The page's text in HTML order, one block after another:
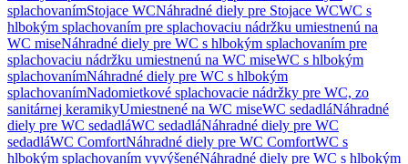
splachovanímStojace WCNáhradné diely pre Stojace WCWC s
hlbokým splachovaním pre splachovaciu nádržku umiestnenú na
WC miseNáhradné diely pre WC s hlbokým splachovaním pre
splachovaciu nádržku umiestnenú na WC miseWC s hlbokým
splachovanímNáhradné diely pre WC s hlbokým
splachovanímNadomietkové splachovacie nádržky pre WC, zo
sanitárnej keramikyUmiestnené na WC miseWC sedadláNáhradné
diely pre WC sedadláWC sedadláNáhradné diely pre WC
sedadláWC ComfortNáhradné diely pre WC ComfortWC s
hlbokým splachovaním vyvýšenéNáhradné diely pre WC s hlbokým